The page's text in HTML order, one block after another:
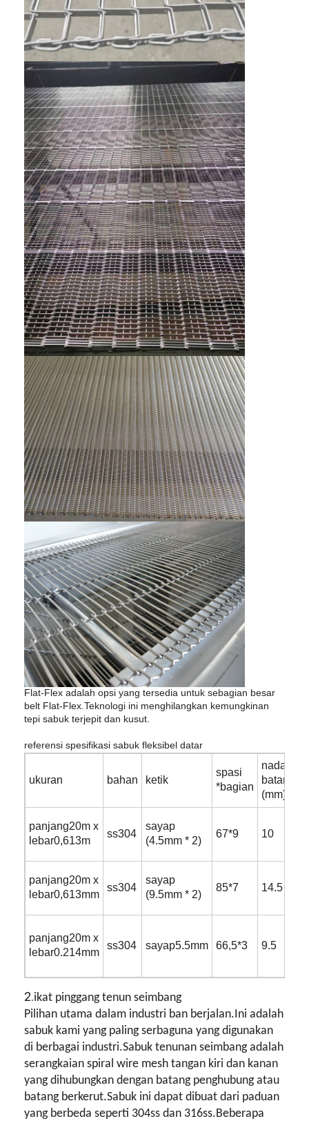
Flat-Flex adalah opsi yang tersedia untuk sebagian besar
belt Flat-Flex.Teknologi ini menghilangkan kemungkinan
tepi sabuk terjepit dan kusut.
referensi spesifikasi sabuk fleksibel datar
ukuran bahan ketik
spasi
*bagian
nada
batang
(mm)
panjang20m x
lebar0,613m
ss304
sayap
(4.5mm * 2)
67*9 10
panjang20m x
lebar0,613mm
ss304
sayap
(9.5mm * 2)
85*7 14.5
panjang20m x
lebar0.214mm
ss304 sayap5.5mm 66,5*3 9.5
2.ikat pinggang tenun seimbang
Pilihan utama dalam industri ban berjalan.Ini adalah
sabuk kami yang paling serbaguna yang digunakan
di berbagai industri.Sabuk tenunan seimbang adalah
serangkaian spiral wire mesh tangan kiri dan kanan
yang dihubungkan dengan batang penghubung atau
batang berkerut.Sabuk ini dapat dibuat dari paduan
yang berbeda seperti 304ss dan 316ss.Beberapa